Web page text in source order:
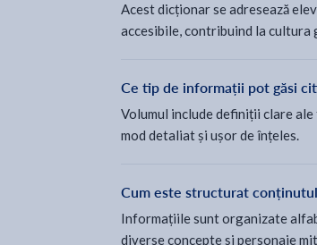
Acest dicționar se adresează
accesibile, contribuind la cultura
Ce tip de informații pot găsi
Volumul include definiții clare
mod detaliat și ușor de înțeles.
Cum este structurat
Informațiile sunt organizate
diverse concepte și personaje